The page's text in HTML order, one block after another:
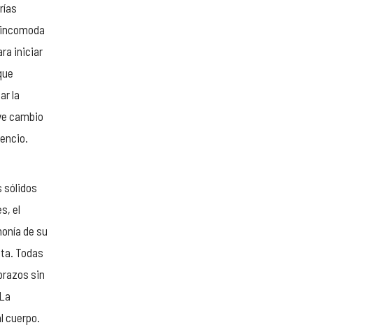
iniciar
la
cambio
sólidos
el
de su
Todas
sin
cuerpo.